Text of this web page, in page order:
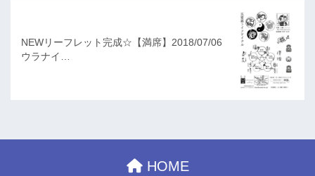
NEWリーフレット完成☆【満席】2018/07/06
ウラナイ…
HOME